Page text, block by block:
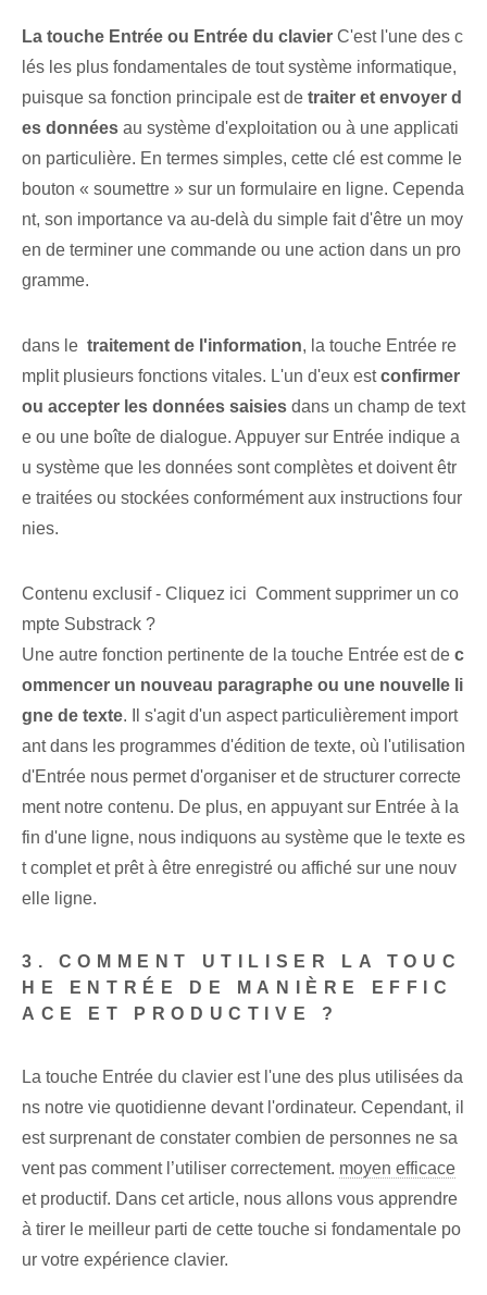
La touche Entrée ou Entrée du clavier C'est l'une des c
lés les plus fondamentales de tout système informatique,
puisque sa fonction principale est de traiter et envoyer d
es données au ‌système d'exploitation‌ ou à ‍une applicati
on particulière⁤. En termes simples,​ cette clé est comme le
bouton « soumettre » sur un formulaire en ligne. Cependa
nt, son importance va au-delà du simple fait d'être un moy
en de terminer une commande ou une action dans un pro
gramme.
dans le ⁢ traitement de l'information, ⁤la‌ touche Entrée re
mplit plusieurs fonctions vitales. L'un d'eux estconfirmer
ou accepter les données saisies dans un champ de text
e ou une boîte de dialogue. Appuyer sur Entrée indique a
u système que les données sont complètes et doivent êtr
e traitées ou stockées conformément aux instructions four
nies.
Contenu exclusif - Cliquez ici Comment supprimer un co
mpte Substrack ?
Une autre fonction pertinente de la touche Entrée est de c
ommencer ⁢un nouveau paragraphe ou​ une nouvelle li
gne de texte.⁢ Il s'agit d'un aspect particulièrement import
ant ⁤dans les programmes d'édition de texte, où ⁤l'utilisation
d'Entrée nous permet d'organiser et de structurer correcte
ment notre contenu. De plus, en appuyant sur Entrée à la
fin d'une ligne, nous indiquons au système que le texte es
t complet et prêt à être enregistré ou affiché sur une nouv
elle ligne.
3. COMMENT UTILISER LA TOUC
HE ENTRÉE DE MANIÈRE EFFIC
ACE ET PRODUCTIVE ?
La touche Entrée du clavier est l'une des plus utilisées da
ns notre vie quotidienne devant l'ordinateur. Cependant, il
est surprenant de constater combien de personnes ne sa
vent pas comment l’utiliser correctement. moyen efficace
et productif. Dans cet article, nous allons vous apprendre
à tirer le meilleur parti de cette touche si fondamentale po
ur votre expérience clavier.